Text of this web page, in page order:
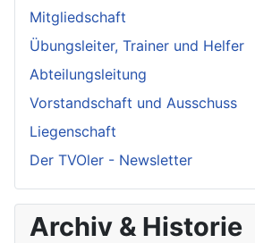
Mitgliedschaft
Übungsleiter, Trainer und Helfer
Abteilungsleitung
Vorstandschaft und Ausschuss
Liegenschaft
Der TVOler - Newsletter
Archiv & Historie